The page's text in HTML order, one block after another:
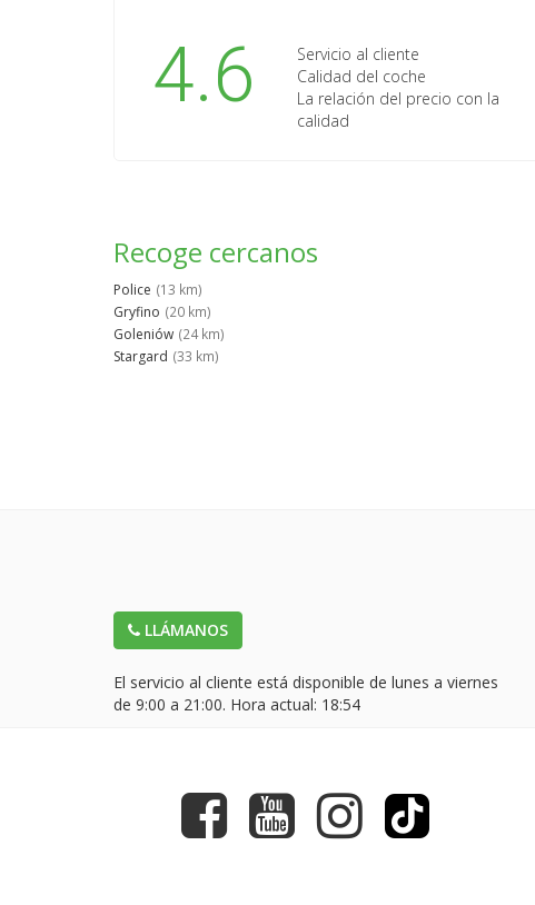
4.6
Servicio al cliente
Calidad del coche
La relación del precio con la
calidad
Recoge cercanos
Police (13 km)
Gryfino (20 km)
Goleniów (24 km)
Stargard (33 km)
LLÁMANOS
El servicio al cliente está disponible de lunes a viernes
de 9:00 a 21:00. Hora actual: 18:54